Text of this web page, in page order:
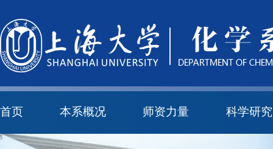
首页 本系概况
本系简介
机构设置
本科培养委员会
教学与科研研究所
化学实验中心
师资力量 科学研究